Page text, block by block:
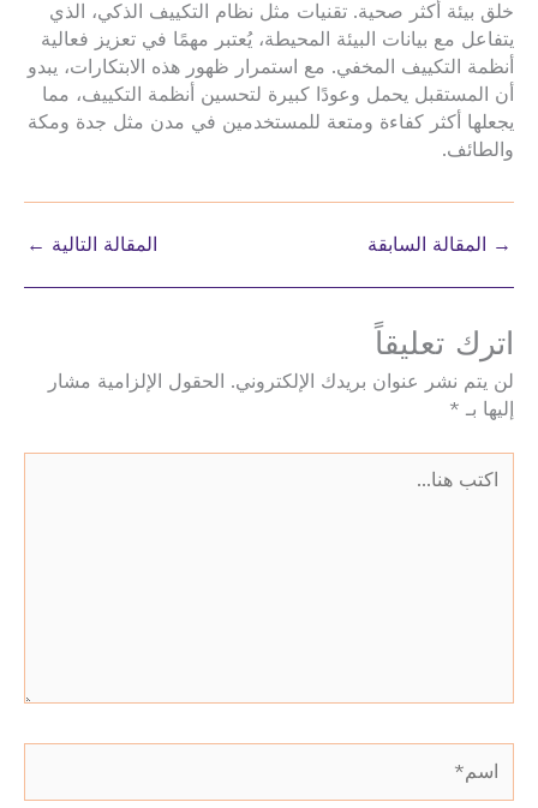
خلق بيئة أكثر صحية. تقنيات مثل نظام التكييف الذكي، الذي
يتفاعل مع بيانات البيئة المحيطة، يُعتبر مهمًا في تعزيز فعالية
أنظمة التكييف المخفي. مع استمرار ظهور هذه الابتكارات، يبدو
أن المستقبل يحمل وعودًا كبيرة لتحسين أنظمة التكييف، مما
يجعلها أكثر كفاءة ومتعة للمستخدمين في مدن مثل جدة ومكة
والطائف.
→ المقالة السابقة المقالة التالية ←
اترك تعليقاً
لن يتم نشر عنوان بريدك الإلكتروني.
الحقول الإلزامية مشار
إليها بـ *
هنا...